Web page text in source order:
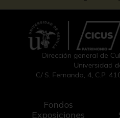
Dirección general de
Universidad
C/ S. Fernando, 4, C.P.
Fondos
Exposiciones